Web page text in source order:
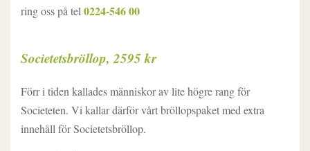
ring oss på tel 0224-546 00
Societetsbröllop, 2595 kr
Förr i tiden kallades människor av lite högre rang för
Societeten. Vi kallar därför vårt bröllopspaket med extra
innehåll för Societetsbröllop.